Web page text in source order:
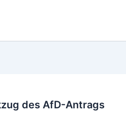
des AfD-Antrags